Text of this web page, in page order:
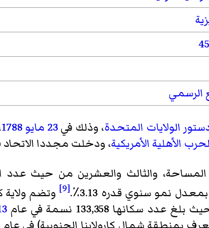
إيدجفيلد
فلورنسا
جورج تاون
غرينفيل
غرينوود
هامبتون
هوري
جاسبر
كيرشاو
لانكستر
لورينز (كارولينا الجنوبية)
لي
ليكسينغتون
الرسمي
الولايات المتحدة، وذلك في23 مايو 1788
الأهلية الأمريكية، ودخلت مجددا
المساحة، والثالث والعشرين من حيث عدد
[9]
سكانها 133,358 نسمة في عام